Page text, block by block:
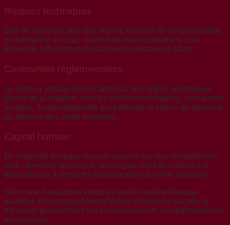
Risques techniques
État du vignoble, âge des vignes, besoins de restructuration,
performance du chai, conformité des installations : ces
éléments influencent directement la rentabilité future.
Contraintes réglementaires
Le secteur viticole est encadré par des règles spécifiques
(droits de plantation, normes environnementales, contraintes
locales). Toute irrégularité peut affecter la valeur du domaine
ou générer des coûts imprévus.
Capital humain
Un vignoble iconique repose souvent sur des compétences
clés : directeur technique, œnologue, chef de culture. La
dépendance à certaines personnalités doit être anticipée.
Dans une transaction viticole, l’audit croisé technique,
juridique et humain permet d’éviter les risques cachés et
d’évaluer précisément les investissements complémentaires
nécessaires.